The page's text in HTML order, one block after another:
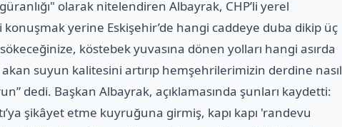
olarak nitelendiren Albayrak, CHP’li yerel
yerine Eskişehir’de hangi caddeye duba dikip üç
köstebek yuvasına dönen yolları hangi asırda
suyun kalitesini artırıp hemşehrilerimizin derdine nasıl
dedi. Başkan Albayrak, açıklamasında şunları kaydetti:
şikâyet etme kuyruğuna girmiş, kapı kapı 'randevu